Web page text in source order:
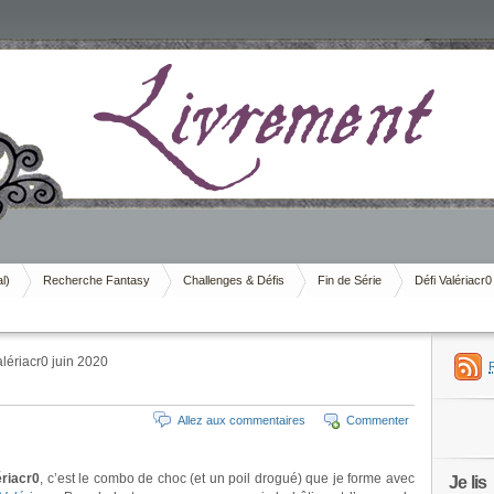
Recherche Fantasy Challenges & Défis Fin de Série Défi Valériacr0
juin 2020
Commenter
Allez aux commentaires
, c’est le combo de choc (et un poil drogué) que je forme avec
Je lis